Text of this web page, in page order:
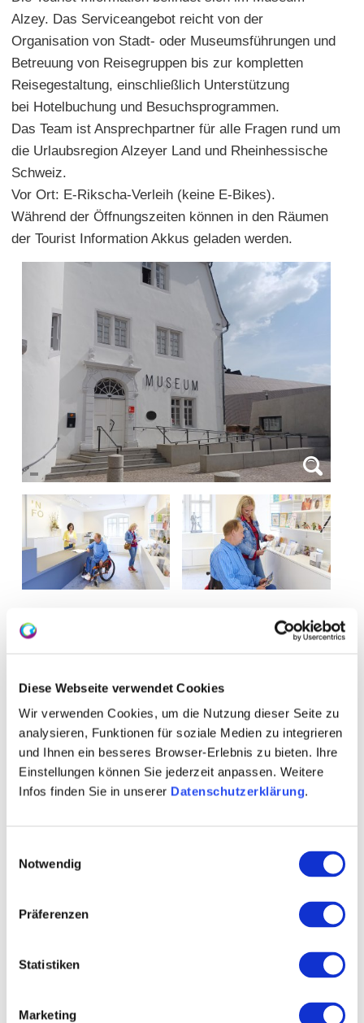
Diese Webseite verwendet Cookies
Wir verwenden Cookies, um die Nutzung dieser Seite zu
analysieren, Funktionen für soziale Medien zu integrieren
und Ihnen ein besseres Browser-Erlebnis zu bieten. Ihre
Einstellungen können Sie jederzeit anpassen. Weitere
Infos finden Sie in unserer Datenschutzerklärung.
Notwendig
Präferenzen
Statistiken
Marketing
Alzey. Das Serviceangebot reicht von der
Organisation von Stadt- oder Museumsführungen und
Betreuung von Reisegruppen bis zur kompletten
Reisegestaltung, einschließlich Unterstützung
bei Hotelbuchung und Besuchsprogrammen.
Das Team ist Ansprechpartner für alle Fragen rund um
die Urlaubsregion Alzeyer Land und Rheinhessische
Schweiz.
Vor Ort: E-Rikscha-Verleih (keine E-Bikes).
Während der Öffnungszeiten können in den Räumen
der Tourist Information Akkus geladen werden.
Öffnungszeiten Kontakt
Weitere Infos & Downloads
01.01.2026 bis 31.10.2026
Mittwoch